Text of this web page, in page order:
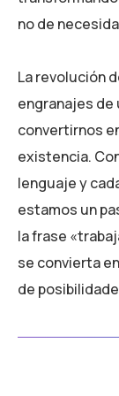
no de
La revolución
engranajes de
convertirnos
existencia.
lenguaje y
estamos un
la frase
se convierta
de